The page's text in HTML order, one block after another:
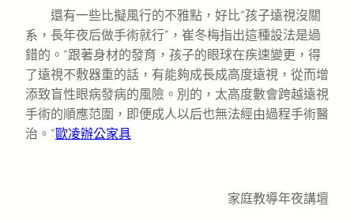
還有一些比擬風行的不雅點，好比“孩子遠視沒關
系，長年夜后做手術就行”，崔冬梅指出這種設法是過
錯的。“跟著身材的發育，孩子的眼球在疾速變更，得
了遠視不敷器重的話，有能夠成長成高度遠視，從而增
添致盲性眼病發病的風險。別的，太高度數會跨越遠視
手術的順應范圍，即便成人以后也無法經由過程手術醫
治。”歐凌辦公家具
家庭教導年夜講壇